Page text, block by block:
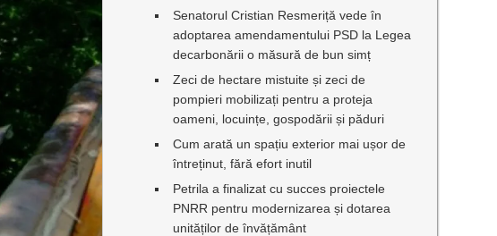
Senatorul Cristian Resmeriță vede în
adoptarea amendamentului PSD la Legea
decarbonării o măsură de bun simț
Zeci de hectare mistuite și zeci de
pompieri mobilizați pentru a proteja
oameni, locuințe, gospodării și păduri
Cum arată un spațiu exterior mai ușor de
întreținut, fără efort inutil
Petrila a finalizat cu succes proiectele
PNRR pentru modernizarea și dotarea
unităților de învățământ